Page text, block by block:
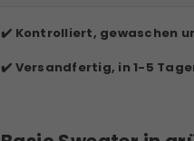
✔️ Kontrolliert, gewaschen
✔️ Versandfertig, in 1-5